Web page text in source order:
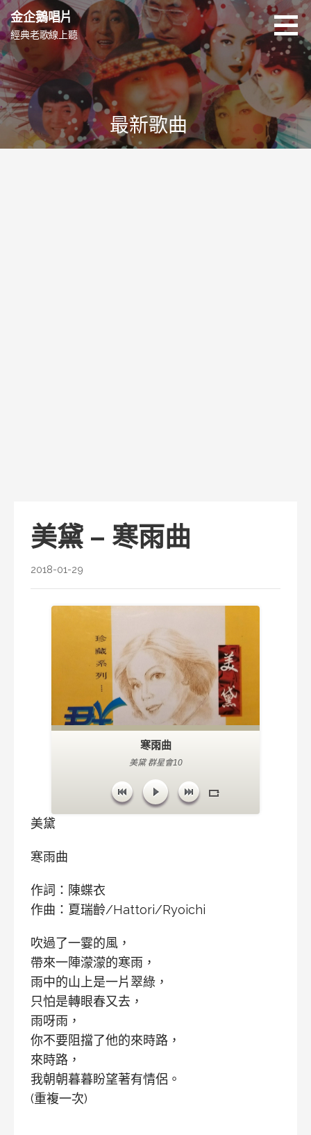
跳
至
主
要
內
容
金企鵝唱片
經典老歌線上聽
最新歌曲
美黛 – 寒雨曲
2018-01-29
寒雨曲
美黛 群星會10
美黛
寒雨曲
作詞：陳蝶衣
作曲：夏瑞齡/Hattori/Ryoichi
吹過了一霎的風，
帶來一陣濛濛的寒雨，
雨中的山上是一片翠綠，
只怕是轉眼春又去，
雨呀雨，
你不要阻擋了他的來時路，
來時路，
我朝朝暮暮盼望著有情侶。
(重複一次)